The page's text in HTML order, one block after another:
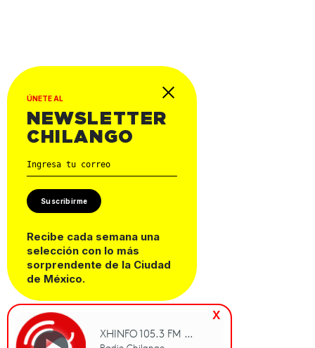
ÚNETE AL
NEWSLETTER
CHILANGO
Suscribirme
Recibe cada semana una
selección con lo más
sorprendente de la Ciudad
de México.
x